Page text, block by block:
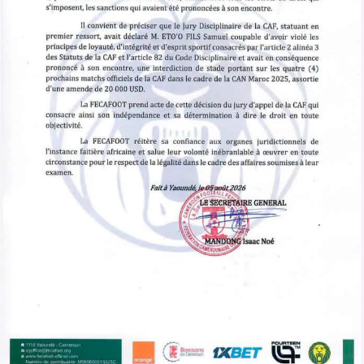
Lion Indomptable peine à s’imposer dans la rotation de
son entraîneur. Ses apparitions sont devenues rares, ce
qui alimente naturellement les rumeurs autour de son
avenir.
À y regarder de plus près, un départ temporaire
pourrait satisfaire toutes les parties. Getafe
conserverait un joueur sous contrat tout en lui offrant
davantage de temps de jeu, tandis que Málaga
récupérerait un milieu déjà habitué aux exigences du
football espagnol.
Un prêt envisagé dès cet été
retrouver du rythme et de la confiance.